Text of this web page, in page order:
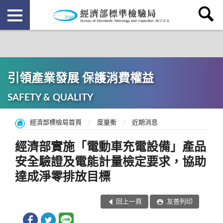
引領產業發展 保護消費權益
SAFETY & QUALITY
經濟部標檢局首頁 度量衡 近期消息
經濟部實施「電動車充電設備」產品
安全驗證及電能計量檢定要求，協助
達成淨零排放目標
回上一頁 友善列印